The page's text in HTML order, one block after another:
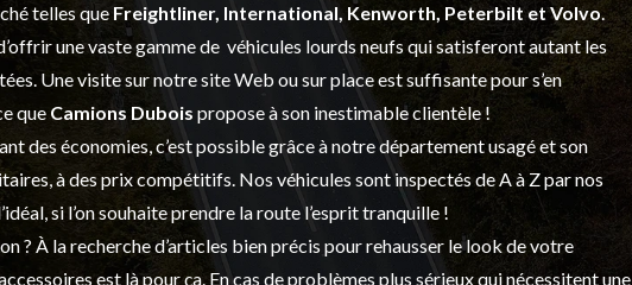
telles que Freightliner, International, Kenworth, Peterbilt et Volvo.
une vaste gamme de véhicules lourds neufsqui satisferont autant les
Une visite sur notre site Web ou sur place est suffisante pour s’en
que Camions Dubois propose à son inestimable clientèle !
des économies, c’est possible grâce à notredépartement usagéet son
à des prix compétitifs. Nos véhicules sont inspectés de A à Z par nos
si l’on souhaite prendre la route l’esprit tranquille !
? À la recherche d’articles bien précis pour rehausser le look de votre
est là pour ça. En cas de problèmes plus sérieux qui nécessitent une